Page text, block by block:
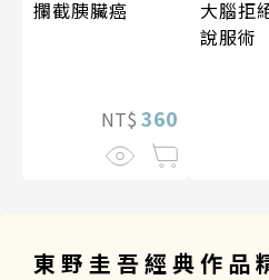
攔截胰臟癌
NT$ 360
大腦拒
說服術
東野圭吾經典作品